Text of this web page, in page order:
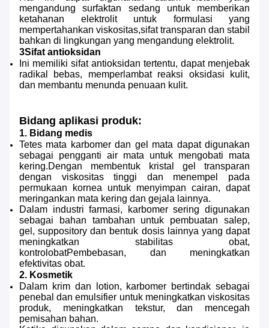
mengandung surfaktan sedang untuk memberikan
ketahanan elektrolit untuk formulasi yang
mempertahankan viskositas,sifat transparan dan stabil
bahkan di lingkungan yang mengandung elektrolit.
3Sifat antioksidan
Ini memiliki sifat antioksidan tertentu, dapat menjebak
radikal bebas, memperlambat reaksi oksidasi kulit,
dan membantu menunda penuaan kulit.
Bidang aplikasi produk:
1. Bidang medis
Tetes mata karbomer dan gel mata dapat digunakan
sebagai pengganti air mata untuk mengobati mata
kering.Dengan membentuk kristal gel transparan
dengan viskositas tinggi dan menempel pada
permukaan kornea untuk menyimpan cairan, dapat
meringankan mata kering dan gejala lainnya.
Dalam industri farmasi, karbomer sering digunakan
sebagai bahan tambahan untuk pembuatan salep,
gel, suppository dan bentuk dosis lainnya yang dapat
meningkatkan stabilitas obat,
kontrol obatPembebasan, dan meningkatkan
efektivitas obat.
2. Kosmetik
Dalam krim dan lotion, karbomer bertindak sebagai
penebal dan emulsifier untuk meningkatkan viskositas
produk, meningkatkan tekstur, dan mencegah
pemisahan bahan.